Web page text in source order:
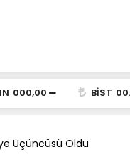
000,00 BİST
Üçüncüsü Oldu